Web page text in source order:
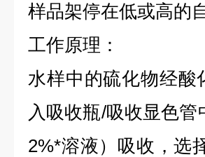
样品架停在低或高的
工作原理：
水样中的硫化物经酸
入吸收瓶/吸收显色
2%*溶液）吸收，选